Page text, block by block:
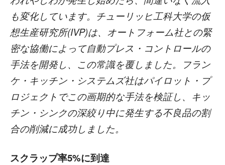
も変化しています。チューリッヒ工科大学の仮
想生産研究所(IVP)は、オートフォーム社との緊
密な協働によって自動プレス・コントロールの
手法を開発し、この常識を覆しました。フラン
ケ・キッチン・システムズ社はパイロット・プ
ロジェクトでこの画期的な手法を検証し、キッ
チン・シンクの深絞り中に発生する不良品の割
合の削減に成功しました。
スクラップ率5%に到達